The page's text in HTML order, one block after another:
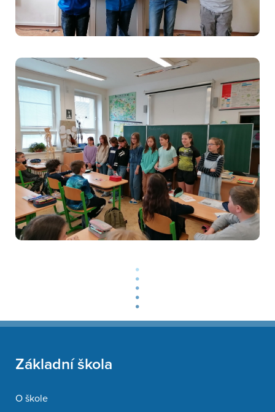
Základní škola
O škole